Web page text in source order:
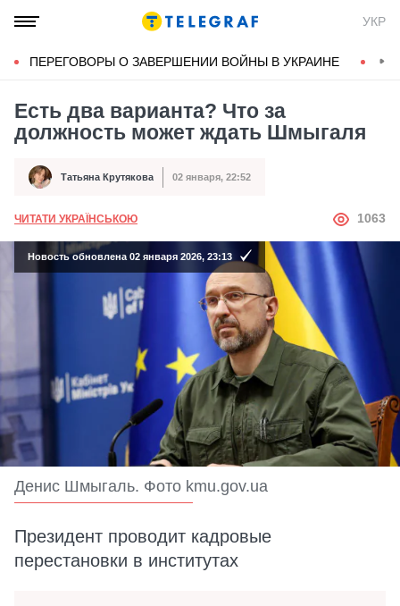
УКР
ПЕРЕГОВОРЫ О ЗАВЕРШЕНИИ ВОЙНЫ В УКРАИНЕ
Есть два варианта? Что за
должность может ждать Шмыгаля
Автор Татьяна Крутякова
Дата публикации 02 января, 22:52
ЧИТАТИ УКРАЇНСЬКОЮ АВТОР
1063
Новость обновлена 02 января 2026, 23:13
Денис Шмыгаль. Фото kmu.gov.ua
Президент проводит кадровые
перестановки в институтах